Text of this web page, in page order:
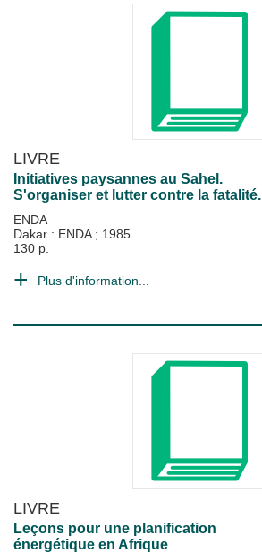
LIVRE
Initiatives paysannes au Sahel.
S'organiser et lutter contre la fatalité.
ENDA
Dakar : ENDA ; 1985
130 p.
Plus d'information...
LIVRE
Leçons pour une planification
énergétique en Afrique